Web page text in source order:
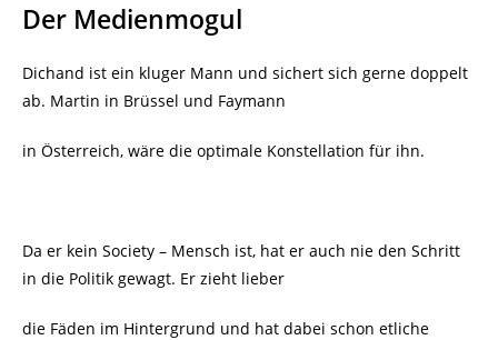
Der Medienmogul
Dichand ist ein kluger Mann und sichert sich gerne doppelt
ab. Martin in Brüssel und Faymann
in Österreich, wäre die optimale Konstellation für ihn.
Da er kein Society – Mensch ist, hat er auch nie den Schritt
in die Politik gewagt. Er zieht lieber
die Fäden im Hintergrund und hat dabei schon etliche